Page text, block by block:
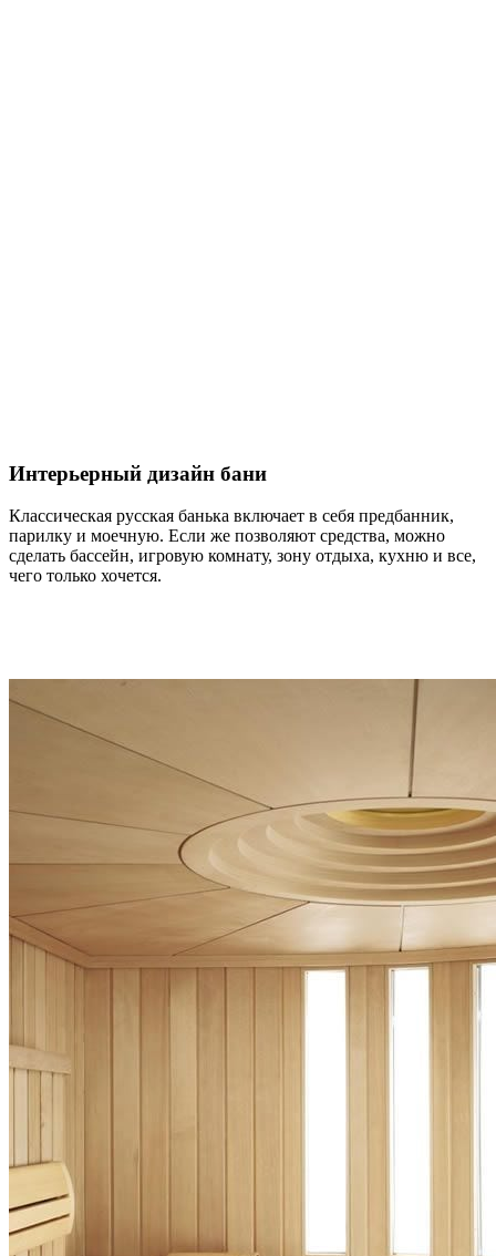
Интерьерный дизайн бани
Классическая русская банька включает в себя предбанник,
парилку и моечную. Если же позволяют средства, можно
сделать бассейн, игровую комнату, зону отдыха, кухню и все,
чего только хочется.